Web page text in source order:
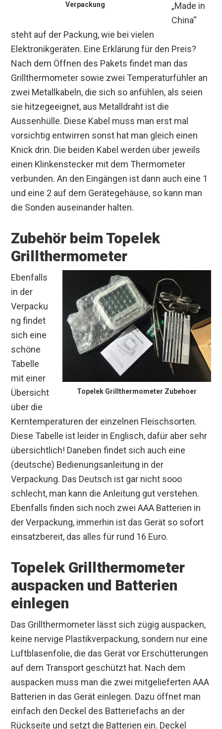
Verpackung
„Made in
China“
steht auf der Packung, wie bei vielen
Elektronikgeräten. Eine Erklärung für den Preis?
Nach dem Öffnen des Pakets findet man das
Grillthermometer sowie zwei Temperaturfühler an
zwei Metallkabeln, die sich so anfühlen, als seien
sie hitzegeeignet, aus Metalldraht ist die
Aussenhülle. Diese Kabel muss man erst mal
vorsichtig entwirren sonst hat man gleich einen
Knick drin. Die beiden Kabel werden über jeweils
einen Klinkenstecker mit dem Thermometer
verbunden. An den Eingängen ist dann auch eine 1
und eine 2 auf dem Gerätegehäuse, so kann man
die Sonden auseinander halten.
Zubehör beim Topelek
Grillthermometer
Topelek Grillthermometer Zubehoer
Ebenfalls
in der
Verpacku
ng findet
sich eine
schöne
Tabelle
mit einer
Übersicht
über die
Kerntemperaturen der einzelnen Fleischsorten.
Diese Tabelle ist leider in Englisch, dafür aber sehr
übersichtlich! Daneben findet sich auch eine
(deutsche) Bedienungsanleitung in der
Verpackung. Das Deutsch ist gar nicht sooo
schlecht, man kann die Anleitung gut verstehen.
Ebenfalls finden sich noch zwei AAA Batterien in
der Verpackung, immerhin ist das Gerät so sofort
einsatzbereit, das alles für rund 16 Euro.
Topelek Grillthermometer
auspacken und Batterien
einlegen
Das Grillthermometer lässt sich zügig auspacken,
keine nervige Plastikverpackung, sondern nur eine
Luftblasenfolie, die das Gerät vor Erschütterungen
auf dem Transport geschützt hat. Nach dem
auspacken muss man die zwei mitgelieferten AAA
Batterien in das Gerät einlegen. Dazu öffnet man
einfach den Deckel des Batteriefachs an der
Rückseite und setzt die Batterien ein. Deckel